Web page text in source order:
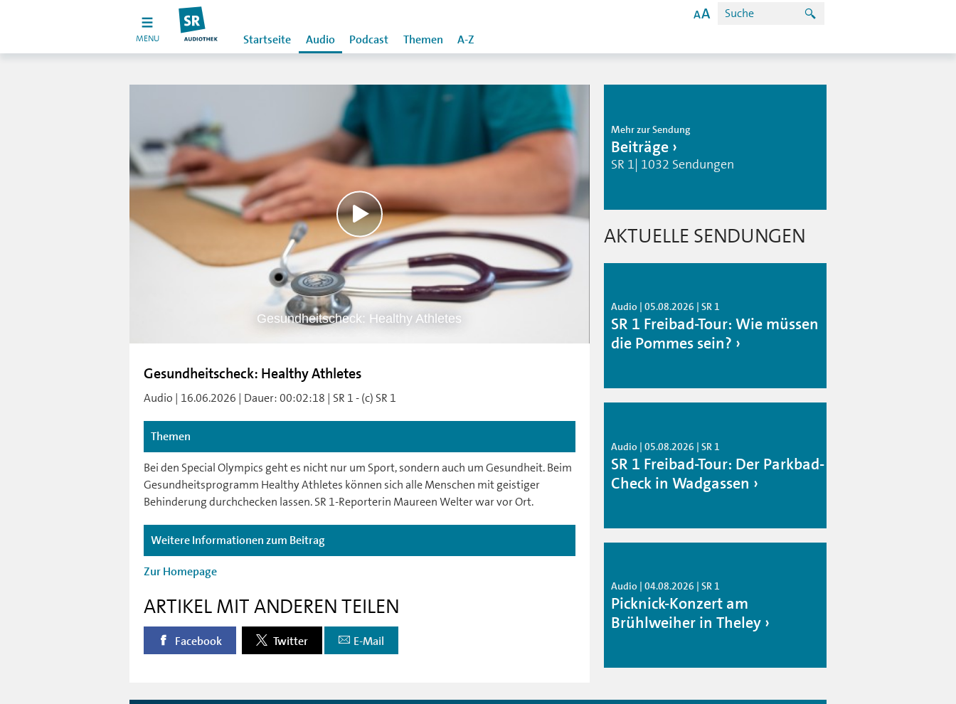
MENU Startseite Audio Podcast Themen A-Z
Gesundheitscheck: Healthy Athletes
Gesundheitscheck: Healthy Athletes
Audio | 16.06.2026 | Dauer: 00:02:18 | SR 1 - (c) SR 1
Themen
Bei den Special Olympics geht es nicht nur um Sport, sondern auch um Gesundheit. Beim
Gesundheitsprogramm Healthy Athletes können sich alle Menschen mit geistiger
Behinderung durchchecken lassen. SR 1-Reporterin Maureen Welter war vor Ort.
Weitere Informationen zum Beitrag
Zur Homepage
ARTIKEL MIT ANDEREN TEILEN
Facebook Twitter E-Mail
Mehr zur Sendung
Beiträge
SR 1| 1032 Sendungen
AKTUELLE SENDUNGEN
Audio | 05.08.2026 | SR 1
SR 1 Freibad-Tour: Wie müssen
die Pommes sein?
Audio | 05.08.2026 | SR 1
SR 1 Freibad-Tour: Der Parkbad-
Check in Wadgassen
Audio | 04.08.2026 | SR 1
Picknick-Konzert am
Brühlweiher in Theley